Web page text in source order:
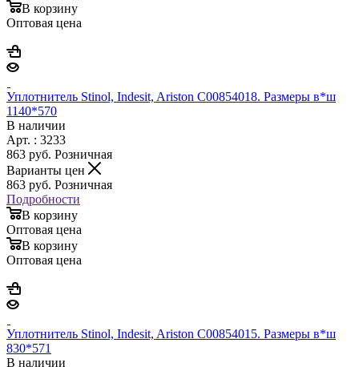
В корзину
Оптовая цена
Уплотнитель Stinol, Indesit, Ariston C00854018. Размеры в*ш
1140*570
В наличии
Арт. : 3233
863 руб. Розничная
Варианты цен
863 руб. Розничная
Подробности
В корзину
Оптовая цена
В корзину
Оптовая цена
Уплотнитель Stinol, Indesit, Ariston C00854015. Размеры в*ш
830*571
В наличии